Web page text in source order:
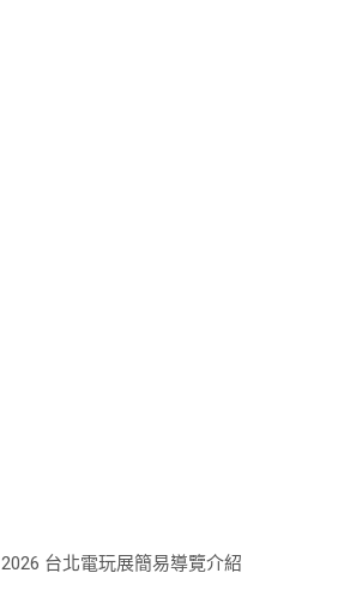
2026 台北電玩展簡易導覽介紹